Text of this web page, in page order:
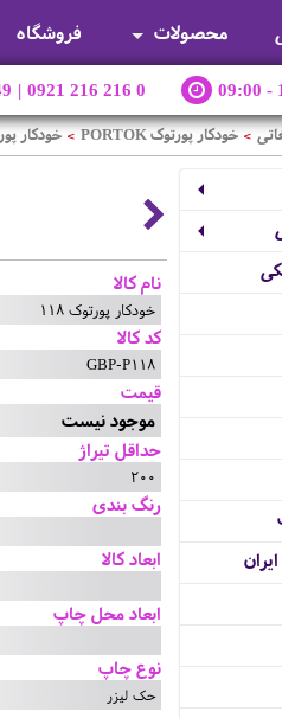
محصولات فروشگاه
| 0921 216 216 0 09:00 -
> خودکار پورتوک PORTOK > خودکار
نام کالا
خودکار پورتوک 118
کد کالا
GBP-P118
قیمت
موجود نیست
حداقل تیراژ
200
رنگ بندی
ابعاد کالا
ابعاد محل چاپ
نوع چاپ
حک لیزر